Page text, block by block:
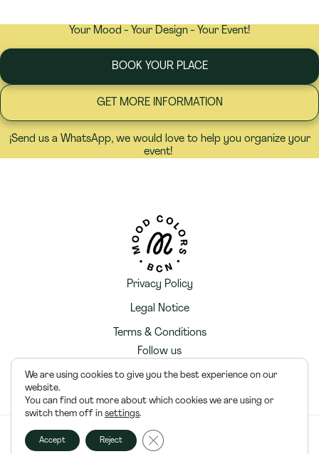
Your Mood - Your Design - Your Event!
BOOK YOUR PLACE
GET MORE INFORMATION
¡Send us a WhatsApp, we would love to help you organize your
event!
Privacy Policy
Legal Notice
Terms & Conditions
Follow us
© 2026 — Mood Colors SL
We are using cookies to give you the best experience on our
website.
You can find out more about which cookies we are using or
switch them off in settings.
Accept Reject Cerrar el banner de cookies RGPD